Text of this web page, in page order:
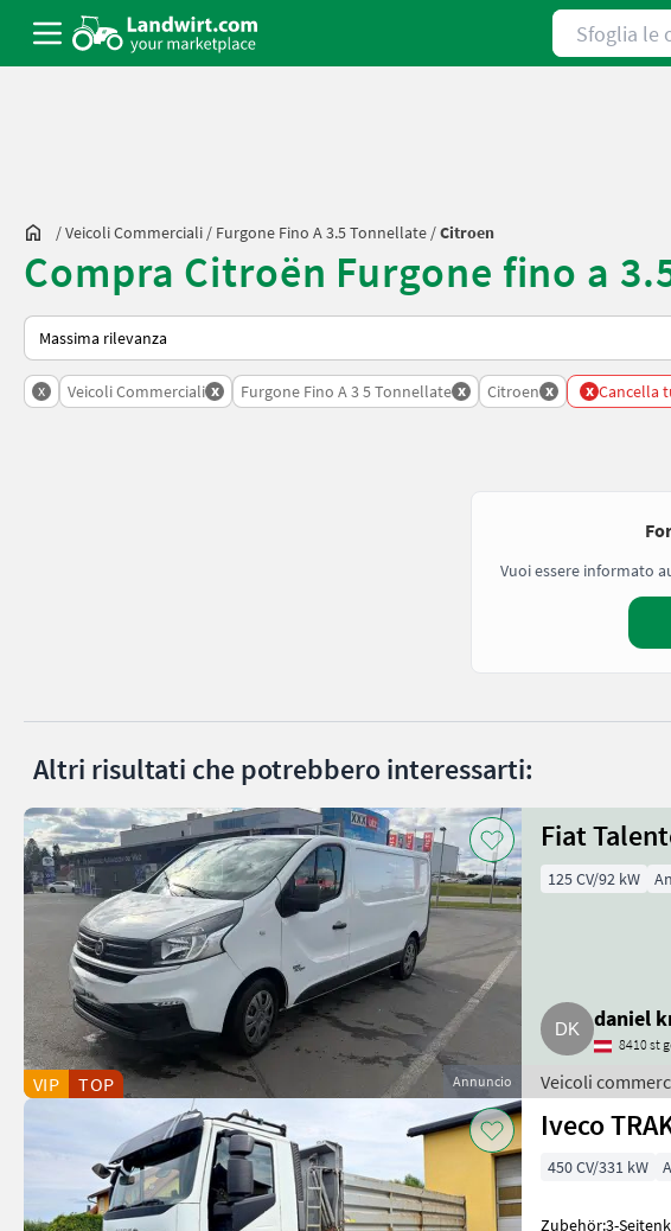
Sfoglia le
/Veicoli Commerciali / Furgone Fino A 3.5 Tonnellate /Citroen
Compra Citroën Furgone fino a
Ecco come viene ordinato su Landwirt.com
x Veicoli Commerciali x Furgone Fino A 3 5 Tonnellate x Citroen x x Cancella
Vuoi essere informato
Altri risultati che potrebbero interessarti:
Annuncio
VIP TOP
Fiat
125 CV/92 kW
daniel
8410 st
Veicoli
Iveco
450 CV/331 kW
Zubehör:3-